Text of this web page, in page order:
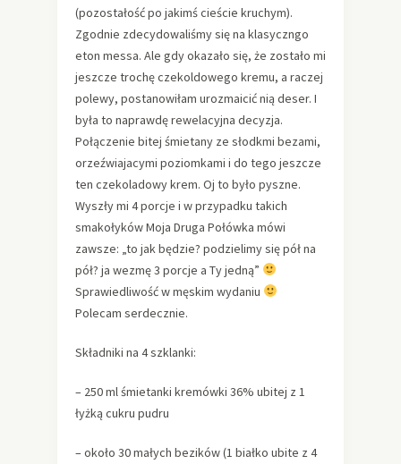
(pozostałość po jakimś cieście kruchym).
Zgodnie zdecydowaliśmy się na klasyczngo
eton messa. Ale gdy okazało się, że zostało mi
jeszcze trochę czekoldowego kremu, a raczej
polewy, postanowiłam urozmaicić nią deser. I
była to naprawdę rewelacyjna decyzja.
Połączenie bitej śmietany ze słodkmi bezami,
orzeźwiajacymi poziomkami i do tego jeszcze
ten czekoladowy krem. Oj to było pyszne.
Wyszły mi 4 porcje i w przypadku takich
smakołyków Moja Druga Połówka mówi
zawsze: „to jak będzie? podzielimy się pół na
pół? ja wezmę 3 porcje a Ty jedną”
Sprawiedliwość w męskim wydaniu
Polecam serdecznie.
Składniki na 4 szklanki:
– 250 ml śmietanki kremówki 36% ubitej z 1
łyżką cukru pudru
– około 30 małych bezików (1 białko ubite z 4